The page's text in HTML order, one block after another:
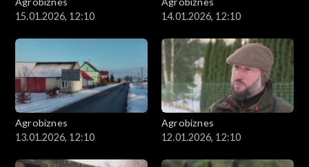
15.01.2026, 12:10
14.01.2026, 12:10
Agrobiznes
13.01.2026, 12:10
Agrobiznes
12.01.2026, 12:10